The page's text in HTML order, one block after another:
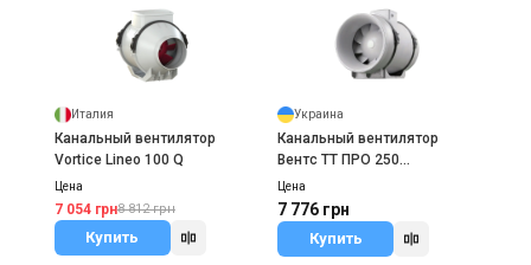
Италия
Канальный вентилятор
Vortice Lineo 100 Q
Цена
7 054 грн8 812 грн
Купить
Украина
Канальный вентилятор
Вентс ТТ ПРО 250
(модификация У, Ун)
Цена
7 776 грн
Купить